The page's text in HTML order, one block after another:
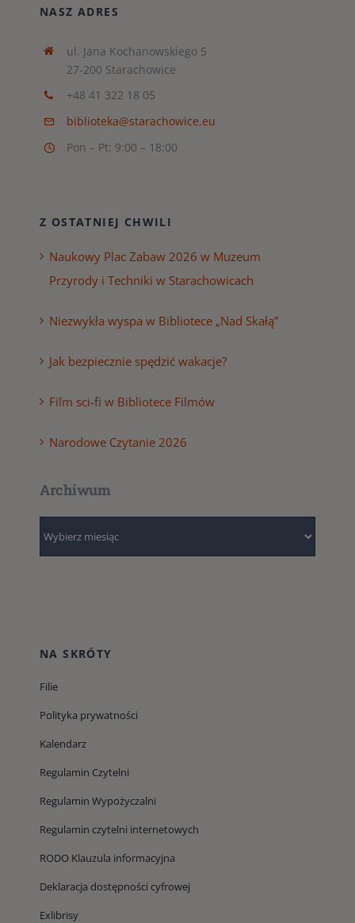
NASZ ADRES
ul. Jana Kochanowskiego 5
27-200 Starachowice
+48 41 322 18 05
biblioteka@starachowice.eu
Pon – Pt: 9:00 – 18:00
Z OSTATNIEJ CHWILI
Naukowy Plac Zabaw 2026 w Muzeum
Przyrody i Techniki w Starachowicach
Niezwykła wyspa w Bibliotece „Nad Skałą”
Jak bezpiecznie spędzić wakacje?
Film sci-fi w Bibliotece Filmów
Narodowe Czytanie 2026
Archiwum
NA SKRÓTY
Filie
Polityka prywatności
Kalendarz
Regulamin Czytelni
Regulamin Wypożyczalni
Regulamin czytelni internetowych
RODO Klauzula informacyjna
Deklaracja dostępności cyfrowej
Exlibrisy